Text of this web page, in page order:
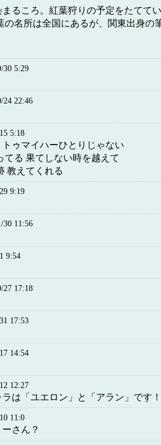
るころ。紅葉狩りの予定をたてて
の名所は全国にあるが、関東出身の
30 5:29
24 22:46
5:18
ゥマイハーひとりじゃない
てる 果てしない時を越えて
教えてくれる
9:19
30 11:56
9:54
27 17:18
17:53
14:54
12:27
は「ユエロン」と「アラン」です！
11:0
さん？